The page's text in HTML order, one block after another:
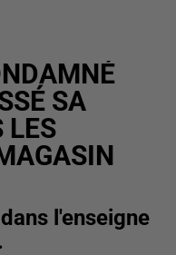
SA
LES
l'enseigne